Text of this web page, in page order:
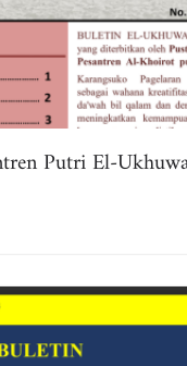
Putri El-